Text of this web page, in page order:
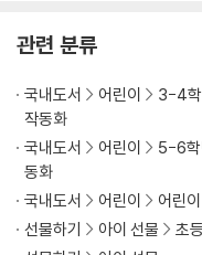
관련 분류
국내도서 어린이 3-4학
작동화
국내도서
어린이 5-6학
동화
국내도서
어린이 어린
선물하기
아이 선물
초